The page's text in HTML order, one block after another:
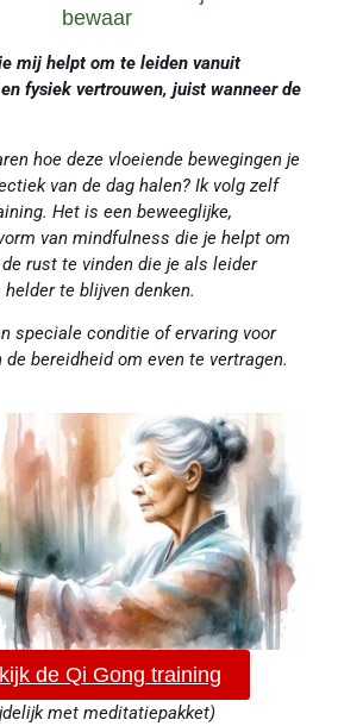
bewaar
mij helpt om te leiden vanuit
fysiek vertrouwen, juist wanneer de
hoe deze vloeiende bewegingen je
van de dag halen? Ik volg zelf
Het is een beweeglijke,
van mindfulness die je helpt om
rust te vinden die je als leider
te blijven denken.
speciale conditie of ervaring voor
bereidheid om even te vertragen.
de Qi Gong training
met meditatiepakket)